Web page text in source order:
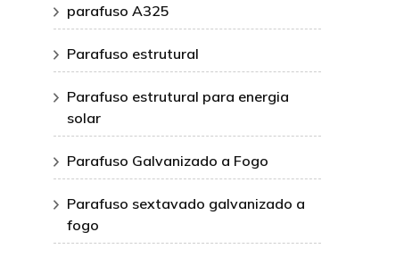
parafuso A325
Parafuso estrutural
Parafuso estrutural para energia
solar
Parafuso Galvanizado a Fogo
Parafuso sextavado galvanizado a
fogo